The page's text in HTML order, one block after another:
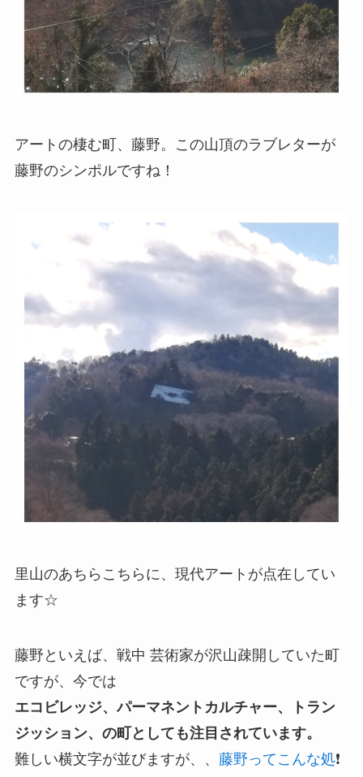
アートの棲む町、藤野。この山頂のラブレターが
藤野のシンポルですね！
里山のあちらこちらに、現代アートが点在してい
ます☆
藤野といえば、戦中 芸術家が沢山疎開していた町
ですが、今では
エコビレッジ、パーマネントカルチャー、
トラン
ジッション、の町としても注目されています。
難しい横文字が並びますが、、 藤野ってこんな処❗